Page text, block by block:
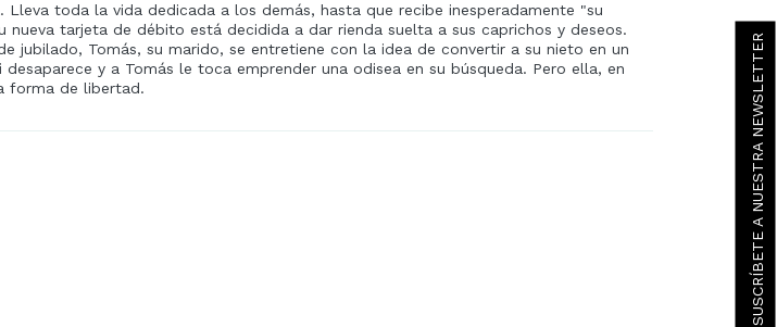
SUSCRÍBETE A NUESTRA NEWSLETTER
Lleva toda la vida dedicada a los demás, hasta que recibe inesperadamente "su
nueva tarjeta de débito está decidida a dar rienda suelta a sus caprichos y deseos.
jubilado, Tomás, su marido, se entretiene con la idea de convertir a su nieto en un
y a Tomás le toca emprender una odisea en su búsqueda. Pero ella, en
forma de libertad.